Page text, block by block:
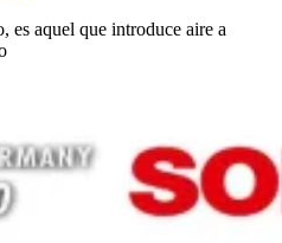
es aquel que introduce aire a